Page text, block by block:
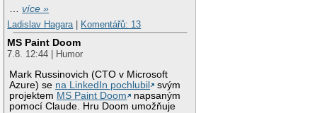
…více »
Ladislav Hagara
Komentářů: 13
MS Paint Doom
7.8. 12:44 | Humor
Mark Russinovich (CTO v Microsoft
Azure) se na LinkedIn pochlubil
svým
projektem MS Paint Doom
napsaným
pomocí Claude. Hru Doom umožňuje